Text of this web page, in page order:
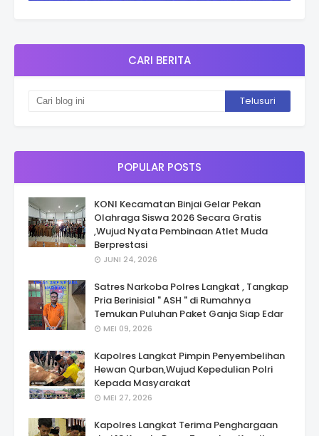
CARI BERITA
POPULAR POSTS
KONI Kecamatan Binjai Gelar Pekan
Olahraga Siswa 2026 Secara Gratis
,Wujud Nyata Pembinaan Atlet Muda
Berprestasi
JUNI 24, 2026
Satres Narkoba Polres Langkat , Tangkap
Pria Berinisial " ASH " di Rumahnya
Temukan Puluhan Paket Ganja Siap Edar
MEI 09, 2026
Kapolres Langkat Pimpin Penyembelihan
Hewan Qurban,Wujud Kepedulian Polri
Kepada Masyarakat
MEI 27, 2026
Kapolres Langkat Terima Penghargaan